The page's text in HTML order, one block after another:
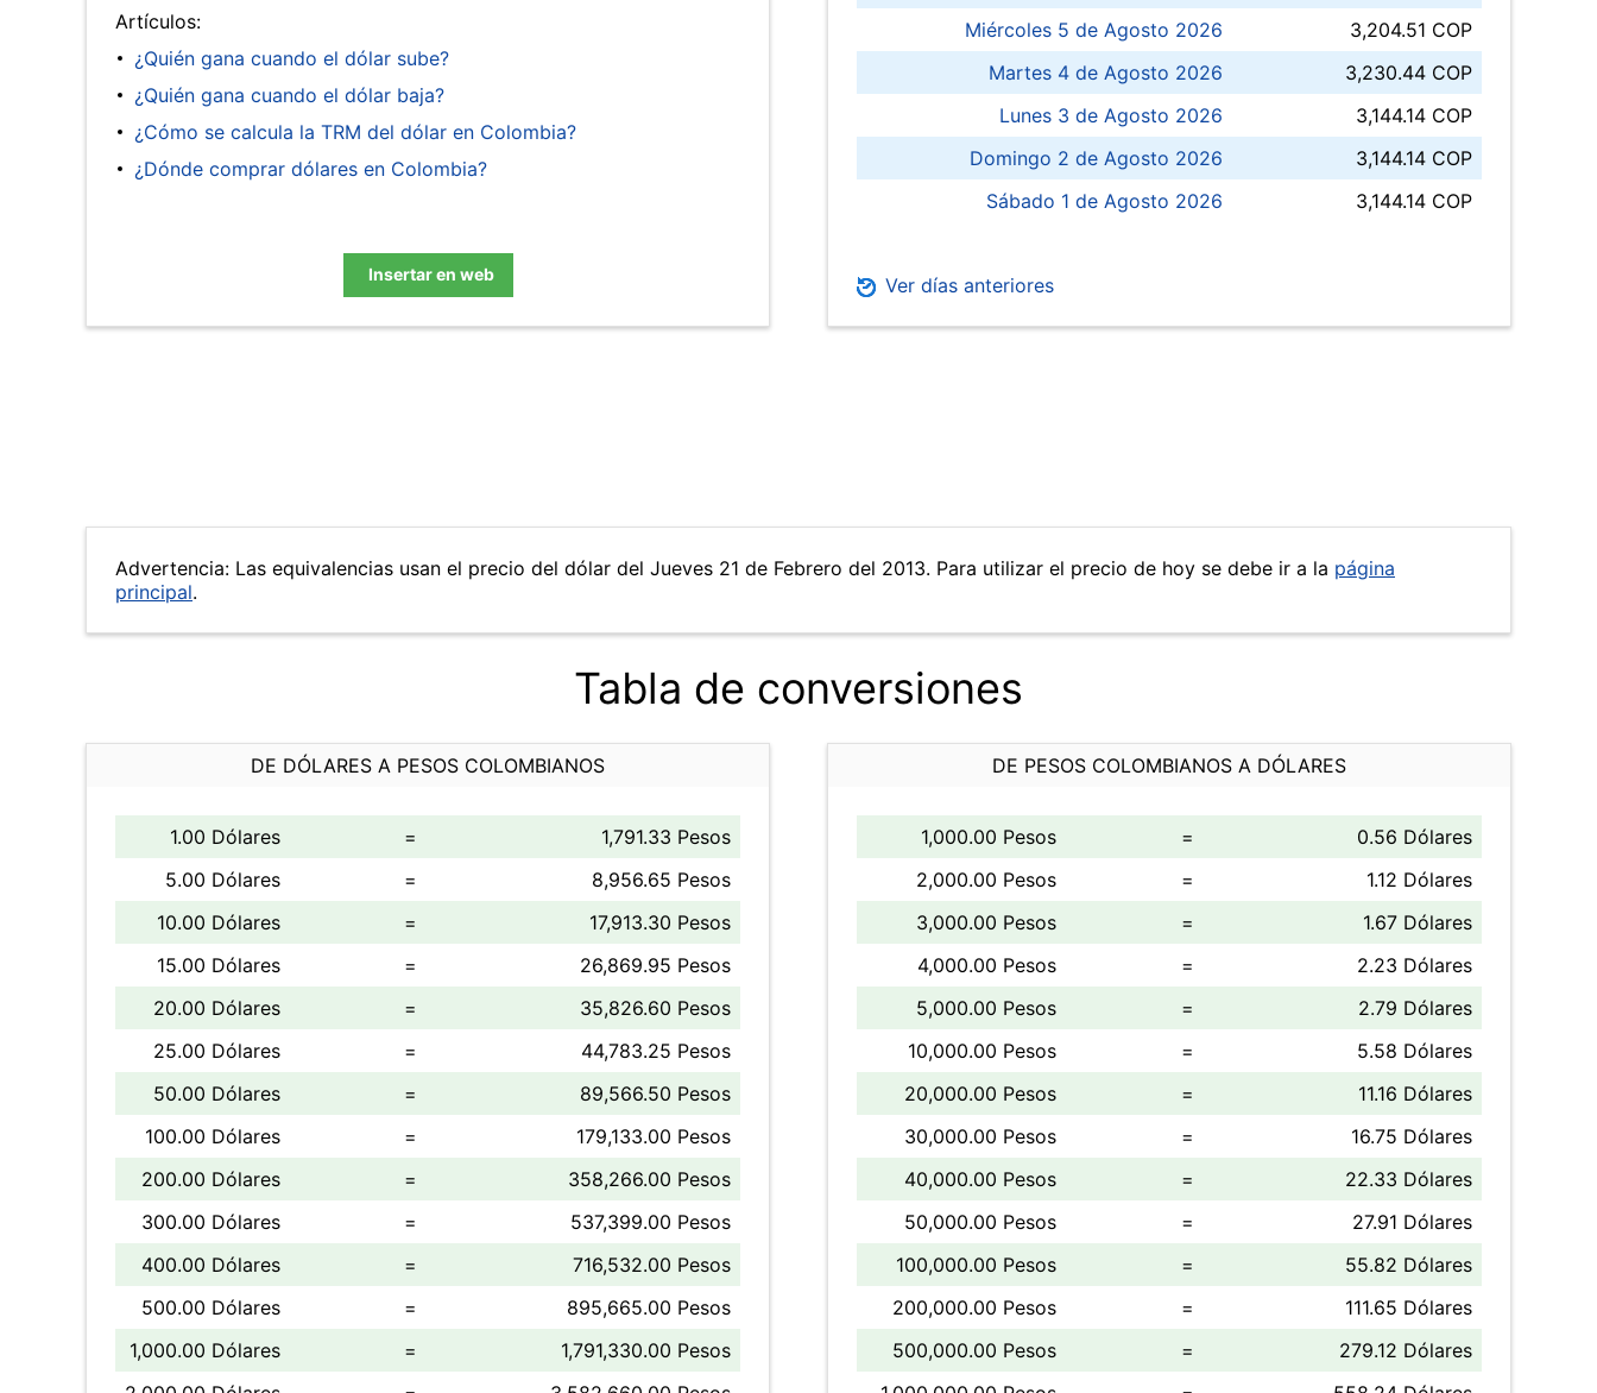
Artículos:
¿Quién gana cuando el dólar sube?
¿Quién gana cuando el dólar baja?
¿Cómo se calcula la TRM del dólar en Colombia?
¿Dónde comprar dólares en Colombia?
Insertar en web
Miércoles 5 de Agosto 2026
3,204.51 COP
Martes 4 de Agosto 2026
3,230.44 COP
Lunes 3 de Agosto 2026
3,144.14 COP
Domingo 2 de Agosto 2026
3,144.14 COP
Sábado 1 de Agosto 2026
3,144.14 COP
Ver días anteriores
Advertencia: Las equivalencias usan el precio del dólar del Jueves 21 de Febrero del 2013. Para utilizar el precio de hoy se debe ir a la página
principal.
Tabla de conversiones
DE DÓLARES A PESOS COLOMBIANOS
1.00 Dólares =
1,791.33 Pesos
5.00 Dólares
=
8,956.65 Pesos
10.00 Dólares
=
17,913.30 Pesos
15.00 Dólares
=
26,869.95 Pesos
20.00 Dólares
=
35,826.60 Pesos
25.00 Dólares
=
44,783.25 Pesos
50.00 Dólares
=
89,566.50 Pesos
100.00 Dólares
=
179,133.00 Pesos
200.00 Dólares
=
358,266.00 Pesos
300.00 Dólares
=
537,399.00 Pesos
400.00 Dólares
=
716,532.00 Pesos
500.00 Dólares
=
895,665.00 Pesos
1,000.00 Dólares
=
1,791,330.00 Pesos
DE PESOS COLOMBIANOS A DÓLARES
1,000.00 Pesos =
0.56 Dólares
2,000.00 Pesos
=
1.12 Dólares
3,000.00 Pesos
=
1.67 Dólares
4,000.00 Pesos
=
2.23 Dólares
5,000.00 Pesos
=
2.79 Dólares
10,000.00 Pesos
=
5.58 Dólares
20,000.00 Pesos
=
11.16 Dólares
30,000.00 Pesos
=
16.75 Dólares
40,000.00 Pesos
=
22.33 Dólares
50,000.00 Pesos
=
27.91 Dólares
100,000.00 Pesos
=
55.82 Dólares
200,000.00 Pesos
=
111.65 Dólares
500,000.00 Pesos
=
279.12 Dólares